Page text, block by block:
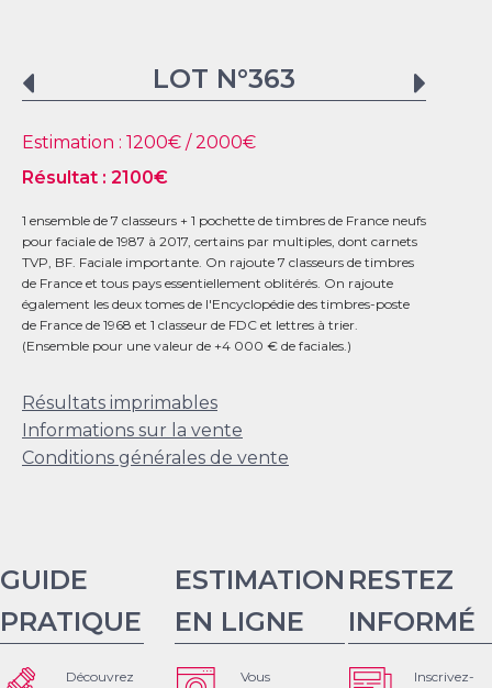
LOT N°363
Estimation : 1200€ /2000€
Résultat : 2100€
1 ensemble de 7 classeurs + 1 pochette de timbres de France neufs
pour faciale de 1987 à 2017, certains par multiples, dont carnets
TVP, BF. Faciale importante. On rajoute 7 classeurs de timbres
de France et tous pays essentiellement oblitérés. On rajoute
également les deux tomes de l'Encyclopédie des timbres-poste
de France de 1968 et 1 classeur de FDC et lettres à trier.
(Ensemble pour une valeur de +4 000 € de faciales.)
Résultats imprimables
Informations sur la vente
Conditions générales de vente
GUIDE
PRATIQUE
Découvrez
ESTIMATION
EN LIGNE
Vous
RESTEZ
INFORMÉ
Inscrivez-